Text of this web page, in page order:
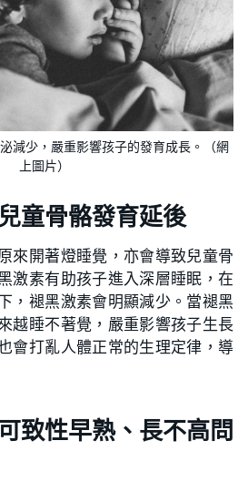
減少，嚴重影響孩子的發育成長。（網
上圖片）
童骨骼發育延後
來開著燈睡覺，亦會導致兒童骨
激素有助孩子進入深層睡眠，在
，褪黑激素會明顯減少。當褪黑
越睡不著覺，嚴重影響孩子生長
會打亂人體正常的生理定律，導
致性早熟、長不高問